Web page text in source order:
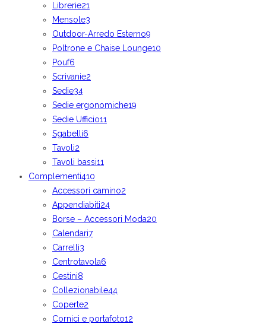
Librerie21
Mensole3
Outdoor-Arredo Esterno9
Poltrone e Chaise Lounge10
Pouf6
Scrivanie2
Sedie34
Sedie ergonomiche19
Sedie Ufficio11
Sgabelli6
Tavoli2
Tavoli bassi11
Complementi410
Accessori camino2
Appendiabiti24
Borse – Accessori Moda20
Calendari7
Carrelli3
Centrotavola6
Cestini8
Collezionabile44
Coperte2
Cornici e portafoto12